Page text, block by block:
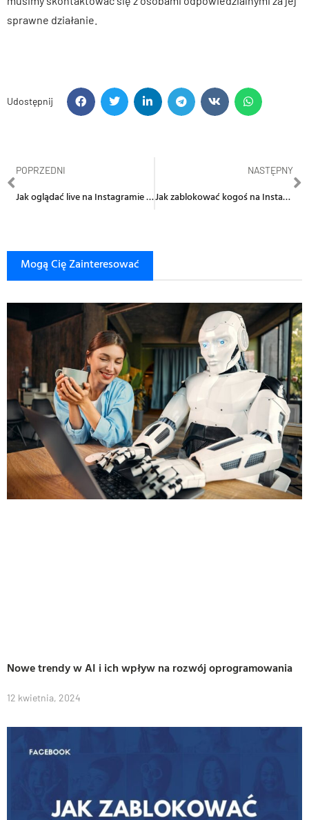
sprawne działanie.
Udostępnij
POPRZEDNI
Jak oglądać live na Instagramie na komputerze?
NASTĘPNY
Jak zablokować kogoś na Instagramie? – Krok po kroku
Mogą Cię Zainteresować
Nowe trendy w AI i ich wpływ na rozwój oprogramowania
12 kwietnia, 2024